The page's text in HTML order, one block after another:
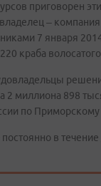
приговорен
–
7 января
краба
2 миллиона 898
по
в течение